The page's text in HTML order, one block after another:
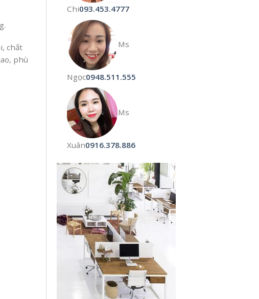
chất
phù
Chi093.453.4777
Ms
Ngọc0948.511.555
Ms
Xuân0916.378.886